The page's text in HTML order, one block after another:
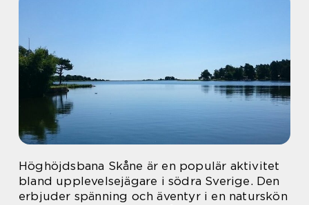
Höghöjdsbana Skåne är en populär aktivitet
bland upplevelsejägare i södra Sverige. Den
erbjuder spänning och äventyr i en naturskön